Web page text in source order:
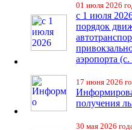
01 июля 2026
с 1 июля
порядок
аэропорта
17 июня 2026
получения
30 мая 2026